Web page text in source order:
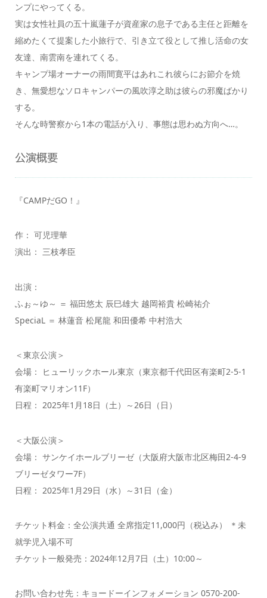
ンプにやってくる。
実は女性社員の五十嵐蓮子が資産家の息子である主任と距離を
縮めたくて提案した小旅行で、引き立て役として推し活命の女
友達、南雲南を連れてくる。
キャンプ場オーナーの雨間寛平はあれこれ彼らにお節介を焼
き、無愛想なソロキャンパーの風吹淳之助は彼らの邪魔ばかり
する。
そんな時警察から1本の電話が入り、事態は思わぬ方向へ…。
公演概要
『CAMPだGO！』
作： 可児理華
演出： 三枝孝臣
出演：
ふぉ～ゆ～ ＝ 福田悠太 辰巳雄大 越岡裕貴 松崎祐介
SpeciaL ＝ 林蓮音 松尾龍 和田優希 中村浩大
＜東京公演＞
会場： ヒューリックホール東京（東京都千代田区有楽町2-5-1
有楽町マリオン11F）
日程： 2025年1月18日（土）～26日（日）
＜大阪公演＞
会場： サンケイホールブリーゼ（大阪府大阪市北区梅田2-4-9
ブリーゼタワー7F）
日程： 2025年1月29日（水）～31日（金）
チケット料金：全公演共通 全席指定11,000円（税込み） ＊未
就学児入場不可
チケット一般発売：2024年12月7日（土）10:00～
お問い合わせ先：キョードーインフォメーション 0570-200-